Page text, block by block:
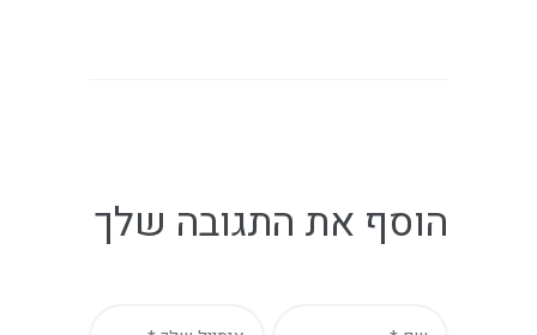
הוסף את התגובה שלך